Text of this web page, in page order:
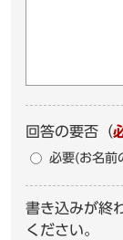
回答の要否 （
必要(お名前
書き込みが終
ください。